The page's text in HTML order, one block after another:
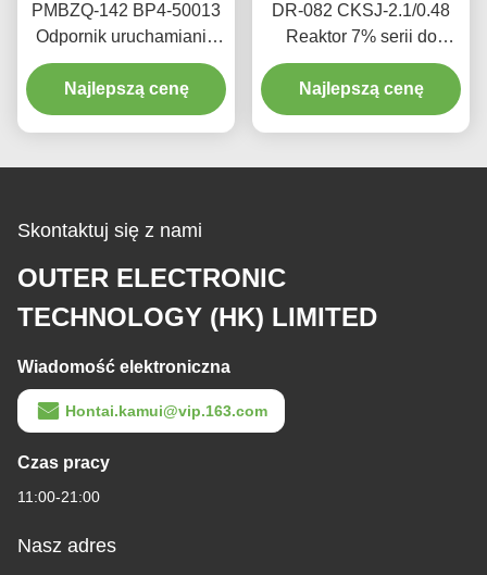
PMBZQ-142 BP4-50013
Odpornik uruchamiania
silnika reostatycznego
czułego na częstotliwości
Najlepszą cenę
DR-082 CKSJ-2.1/0.48
Reaktor 7% serii do
korekcji współczynnika
mocy kondensatora
Najlepszą cenę
Skontaktuj się z nami
OUTER ELECTRONIC
TECHNOLOGY (HK) LIMITED
Wiadomość elektroniczna
Hontai.kamui@vip.163.com
Czas pracy
11:00-21:00
Nasz adres